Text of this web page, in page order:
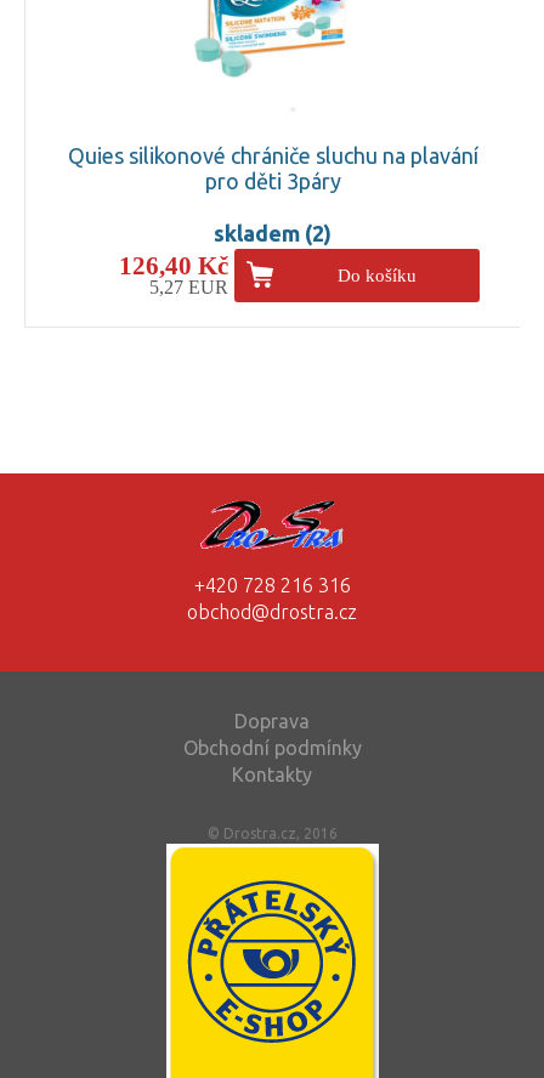
Quies silikonové chrániče sluchu na plavání
pro děti 3páry
skladem (2)
126,40 Kč
5,27 EUR
Do košíku
+420 728 216 316
obchod@drostra.cz
Doprava
Obchodní podmínky
Kontakty
© Drostra.cz, 2016